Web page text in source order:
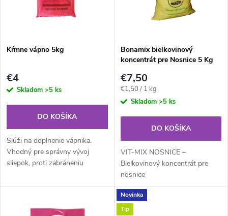
e
p
r
o
d
u
s
p
r
d
u
Kŕmne vápno 5kg
€4
Skladom >5 ks
DO KOŠÍKA
Slúži na doplnenie vápnika.
Vhodný pre správny vývoj
sliepok, proti zabráneniu
spevnenie škrupiny vajíčok.
Bonamix bielkovinový
koncentrát pre Nosnice 5 Kg
€7,50
Jednotková
cena:
€1,50 / 1 kg
Skladom >5 ks
DO KOŠÍKA
VIT-MIX NOSNICE –
Bielkovinový koncentrát pre
nosnice
Novinka
Tip